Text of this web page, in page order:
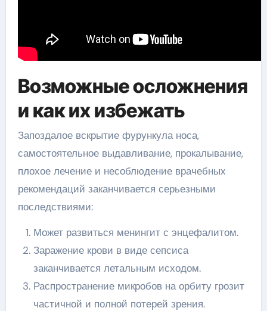
Возможные осложнения
и как их избежать
Запоздалое вскрытие фурункула носа,
самостоятельное выдавливание, прокалывание,
плохое лечение и несоблюдение врачебных
рекомендаций заканчивается серьезными
последствиями:
Может развиться менингит с энцефалитом.
Заражение крови в виде сепсиса
заканчивается летальным исходом.
Распространение микробов на орбиту грозит
частичной и полной потерей зрения.